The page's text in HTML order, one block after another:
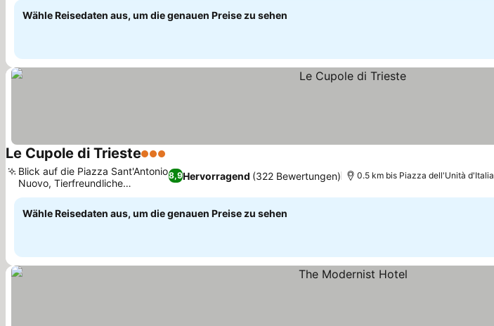
Wähle Reisedaten aus, um die genauen Preise zu sehen
Le Cupole di Trieste3 Sterne
8,9Hervorragend (322 Bewertungen)
Blick auf die Piazza Sant'Antonio
Nuovo, Tierfreundliche
Unterkunft
0.5 km bis Piazza dell'Unità d'Italia
Wähle Reisedaten aus, um die genauen Preise zu sehen